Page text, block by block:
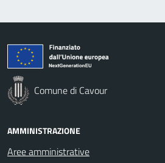
Comune di Cavour
AMMINISTRAZIONE
Aree amministrative